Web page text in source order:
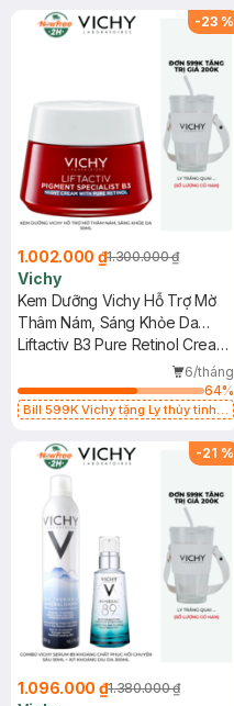
-23 %
1.002.000 ₫1.300.000 ₫
Vichy
Kem Dưỡng Vichy Hỗ Trợ Mờ
Thâm Nám, Sáng Khỏe Da
50ml
Liftactiv B3 Pure Retinol Cream
6/tháng
64%
Bill 599K Vichy tặng Ly thủy tinh
-21 %
1.096.000 ₫1.380.000 ₫